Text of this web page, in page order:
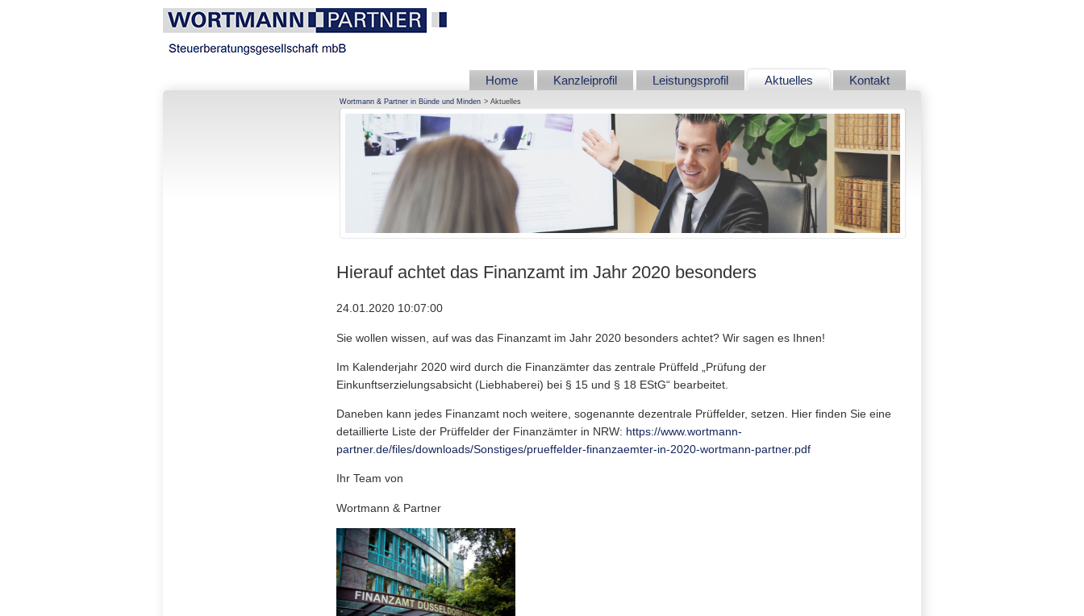
Home Kanzleiprofil Leistungsprofil Aktuelles Kontakt
Wortmann & Partner in Bünde und Minden Aktuelles
Hierauf achtet das Finanzamt im Jahr 2020 besonders
24.01.2020 10:07:00
Sie wollen wissen, auf was das Finanzamt im Jahr 2020 besonders achtet? Wir sagen es Ihnen!
Im Kalenderjahr 2020 wird durch die Finanzämter das zentrale Prüffeld „Prüfung der
Einkunftserzielungsabsicht (Liebhaberei) bei § 15 und § 18 EStG“ bearbeitet.
Daneben kann jedes Finanzamt noch weitere, sogenannte dezentrale Prüffelder, setzen. Hier finden Sie eine
detaillierte Liste der Prüffelder der Finanzämter in NRW: https://www.wortmann-
partner.de/files/downloads/Sonstiges/prueffelder-finanzaemter-in-2020-wortmann-partner.pdf
Ihr Team von
Wortmann & Partner